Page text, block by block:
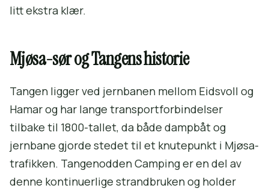
litt ekstra klær.
Mjøsa-sør og Tangens historie
Tangen ligger ved jernbanen mellom Eidsvoll og
Hamar og har lange transportforbindelser
tilbake til 1800-tallet, da både dampbåt og
jernbane gjorde stedet til et knutepunkt i Mjøsa-
trafikken. Tangenodden Camping er en del av
denne kontinuerlige strandbruken og holder